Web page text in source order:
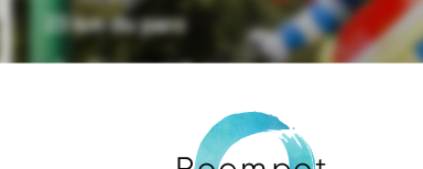
Julianatoren
23 km du parc